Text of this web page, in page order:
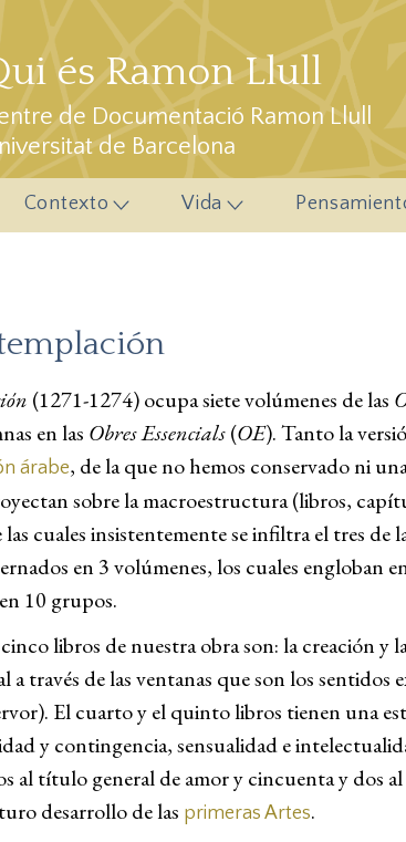
és Ramon Llull
de Documentació Ramon Llull
de Barcelona
Contexto Vida
(1271-1274) ocupa siete volúmenes de las
en las Obres Essencials(OE). Tanto la
árabe, de la que no hemos conservado ni
sobre la macroestructura (libros,
cuales insistentemente se infiltra el tres
en 3 volúmenes, los cuales engloban
10 grupos.
libros de nuestra obra son: la creación
a través de las ventanas que son los
El cuarto y el quinto libros tienen una
y contingencia, sensualidad e
al título general de amor y cincuenta y dos
desarrollo de las primeras Artes.